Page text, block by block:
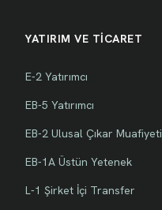
YATIRIM VE TİCARET
E-2 Yatırımcı
EB-5 Yatırımcı
EB-2 Ulusal Çıkar Muafiyeti
EB-1A Üstün Yetenek
L-1 Şirket İçi Transfer